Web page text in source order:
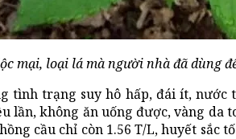
mại, loại lá mà người nhà đã dùng
tình trạng suy hô hấp, đái ít, nước
lần, không ăn uống được, vàng da
cầu chỉ còn 1.56 T/L, huyết sắc